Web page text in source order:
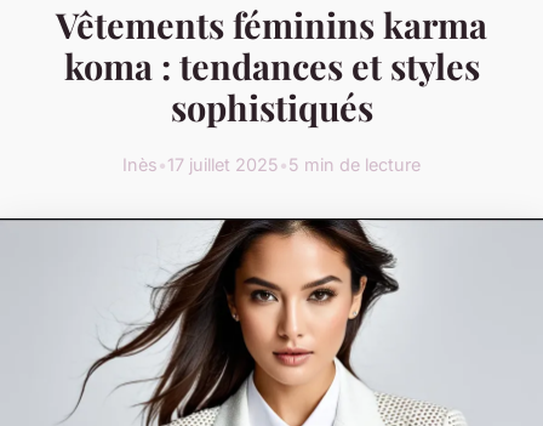
Vêtements féminins karma
koma : tendances et styles
sophistiqués
Inès•17 juillet 2025•5 min de lecture